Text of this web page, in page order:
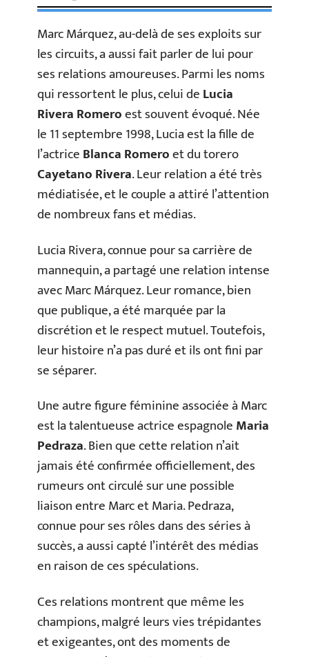
Marc Márquez, au-delà de ses exploits sur
les circuits, a aussi fait parler de lui pour
ses relations amoureuses. Parmi les noms
qui ressortent le plus, celui deLucia
Rivera Romeroest souvent évoqué. Née
le 11 septembre 1998, Lucia est la fille de
l’actriceBlanca Romeroet du torero
Cayetano Rivera. Leur relation a été très
médiatisée, et le couple a attiré l’attention
de nombreux fans et médias.
Lucia Rivera, connue pour sa carrière de
mannequin, a partagé une relation intense
avec Marc Márquez. Leur romance, bien
que publique, a été marquée par la
discrétion et le respect mutuel. Toutefois,
leur histoire n’a pas duré et ils ont fini par
se séparer.
Une autre figure féminine associée à Marc
est la talentueuse actrice espagnoleMaria
Pedraza. Bien que cette relation n’ait
jamais été confirmée officiellement, des
rumeurs ont circulé sur une possible
liaison entre Marc et Maria. Pedraza,
connue pour ses rôles dans des séries à
succès, a aussi capté l’intérêt des médias
en raison de ces spéculations.
Ces relations montrent que même les
champions, malgré leurs vies trépidantes
et exigeantes, ont des moments de